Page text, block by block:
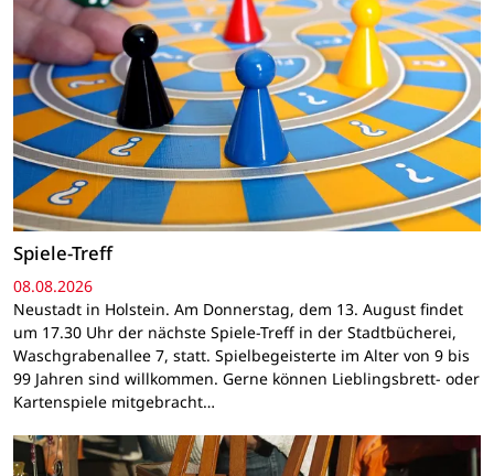
Spiele-Treff
08.08.2026
Neustadt in Holstein. Am Donnerstag, dem 13. August findet
um 17.30 Uhr der nächste Spiele-Treff in der Stadtbücherei,
Waschgrabenallee 7, statt. Spielbegeisterte im Alter von 9 bis
99 Jahren sind willkommen. Gerne können Lieblingsbrett- oder
Kartenspiele mitgebracht…